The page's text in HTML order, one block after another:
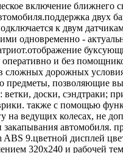
включение ближнего
двух
к двум
одновременно -
и без
сложных дорожных
предметы, позволяющие
ветки, доски, сэндтраки;
также с помощью
на ведущих колесах, не
закапывания автомобиля.
ABS 9.цветной дисплей
320х240 и рабочей